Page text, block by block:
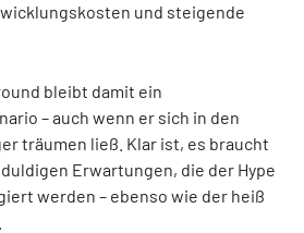
und steigende
bleibt damit ein
– auch wenn er sich in den
träumen ließ. Klar ist, es braucht
Erwartungen, die der Hype
werden – ebenso wie der heiß